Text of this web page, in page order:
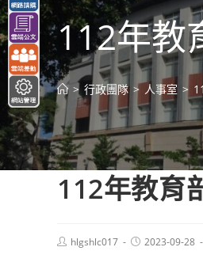
112年教
> 行政團隊 > 人事室 >
112年教育
Posthlgshlc017
Post2023-09-28